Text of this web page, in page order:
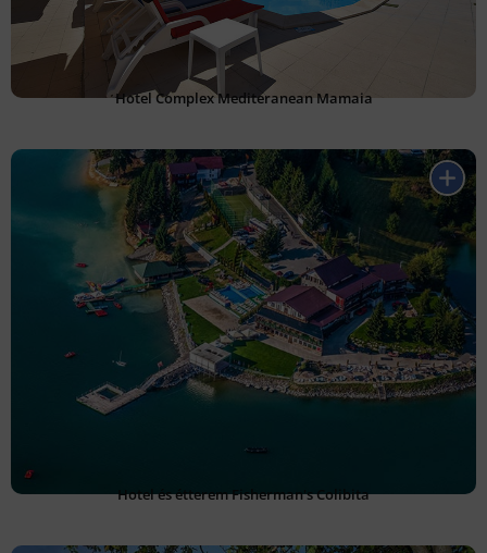
Hotel Complex Mediteranean Mamaia
Hotel és étterem Fisherman's Colibita